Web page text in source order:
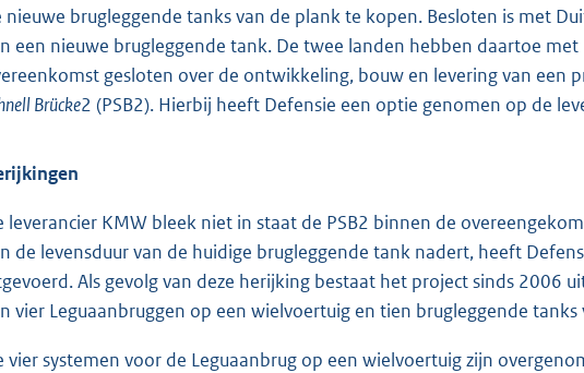
nieuwe brugleggende tanks van de plank te kopen. Besloten is met
een nieuwe brugleggende tank. De twee landen hebben daartoe
gesloten over de ontwikkeling, bouw en levering van een
Brücke2 (PSB2). Hierbij heeft Defensie een optie genomen op de
leverancier KMW bleek niet in staat de PSB2 binnen de
de levensduur van de huidige brugleggende tank nadert, heeft
Als gevolg van deze herijking bestaat het project sinds 2006
vier Leguaanbruggen op een wielvoertuig en tien brugleggende tanks
vier systemen voor de Leguaanbrug op een wielvoertuig zijn